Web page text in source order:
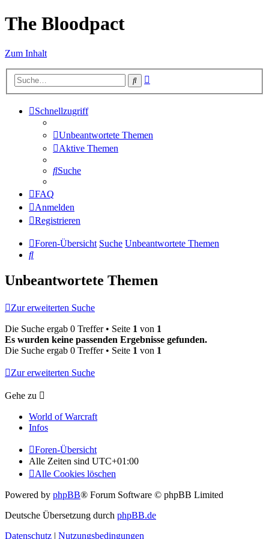
The Bloodpact
Zum Inhalt
Suche
Schnellzugriff
Unbeantwortete Themen
Aktive Themen
Suche
FAQ
Anmelden
Registrieren
Foren-Übersicht Suche Unbeantwortete Themen
Suche
Unbeantwortete Themen
Zur erweiterten Suche
Die Suche ergab 0 Treffer • Seite 1 von 1
Es wurden keine passenden Ergebnisse gefunden.
Die Suche ergab 0 Treffer • Seite 1 von 1
Zur erweiterten Suche
Gehe zu
World of Warcraft
Infos
Foren-Übersicht
Alle Zeiten sind UTC+01:00
Alle Cookies löschen
Powered by phpBB® Forum Software © phpBB Limited
Deutsche Übersetzung durch phpBB.de
Datenschutz | Nutzungsbedingungen